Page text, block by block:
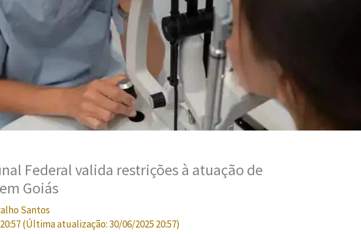
Federal valida restrições à atuação de
Goiás
Santos
(Última atualização:30/06/2025 20:57)